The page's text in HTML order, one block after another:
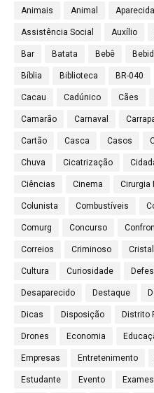
Animais Animal
Assistência Social Auxílio
Bar Batata Bebê
Bíblia Biblioteca BR-040
Cacau Cadúnico Cães
Camarão Carnaval
Cartão Casca Casos
Chuva Cicatrização
Ciências Cinema Cirurgia
Colunista Combustíveis
Comurg Concurso
Correios Criminoso
Cultura Curiosidade
Desaparecido Destaque
Dicas Disposição Distrito
Drones Economia
Empresas Entretenimento
Estudante Evento Exames